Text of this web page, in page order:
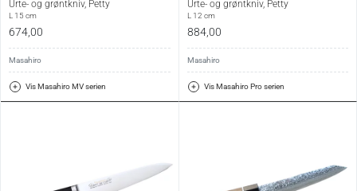
Urte- og grøntkniv, Petty
L 15 cm
674,00
Masahiro
Vis Masahiro MV serien
Urte- og grøntkniv, Petty
L 12 cm
884,00
Masahiro
Vis Masahiro Pro serien